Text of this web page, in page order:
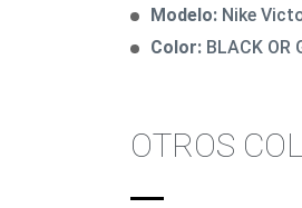
Modelo: Nike
Color: BLACK OR
OTROS